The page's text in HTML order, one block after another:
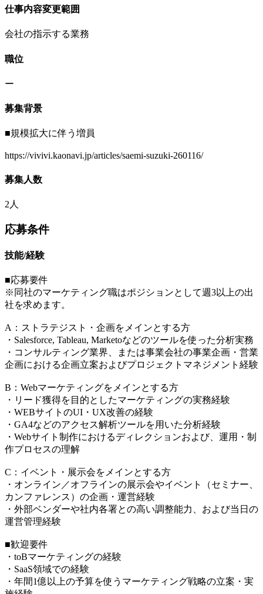
仕事内容変更範囲
会社の指示する業務
職位
ー
募集背景
■規模拡大に伴う増員
https://vivivi.kaonavi.jp/articles/saemi-suzuki-260116/
募集人数
2人
応募条件
技能/経験
■応募要件
※同社のマーケティング職はポジションとして週3以上の出
社を求めます。
A：ストラテジスト・企画をメインとする方
・Salesforce, Tableau, Marketoなどのツールを使った分析実務
・コンサルティング業界、または事業会社の事業企画・営業
企画における企画立案およびプロジェクトマネジメント経験
B：Webマーケティングをメインとする方
・リード獲得を目的としたマーケティングの実務経験
・WEBサイトのUI・UX改善の経験
・GA4などのアクセス解析ツールを用いた分析経験
・Webサイト制作におけるディレクションおよび、運用・制
作プロセスの理解
C：イベント・展示会をメインとする方
・オンライン／オフラインの展示会やイベント（セミナー、
カンファレンス）の企画・運営経験
・外部ベンダーや社内各署との高い調整能力、および当日の
運営管理経験
■歓迎要件
・toBマーケティングの経験
・SaaS領域での経験
・年間1億以上の予算を使うマーケティング戦略の立案・実